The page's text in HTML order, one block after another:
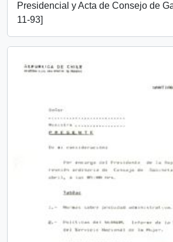
Presidencial y Acta de Consejo de
11-93]